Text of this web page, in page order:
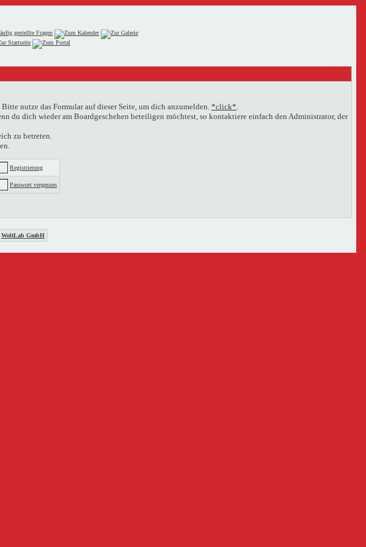
nutze das Formular auf dieser Seite, um dich anzumelden. *click*.
du dich wieder am Boardgeschehen beteiligen möchtest, so kontaktiere einfach den Administrator, der
zu betreten.
Registrierung
Passwort vergessen
WoltLab GmbH